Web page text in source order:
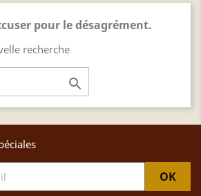
pour le désagrément.
recherche
